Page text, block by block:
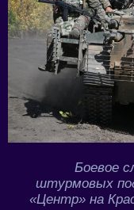
Боевое
штурмовых
«Центр» на